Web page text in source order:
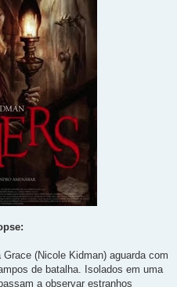
(Nicole Kidman) aguarda com
de batalha. Isolados em uma
a observar estranhos